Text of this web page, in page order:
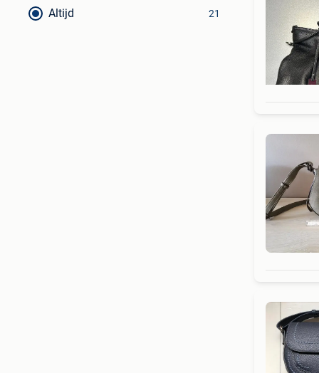
Altijd 21